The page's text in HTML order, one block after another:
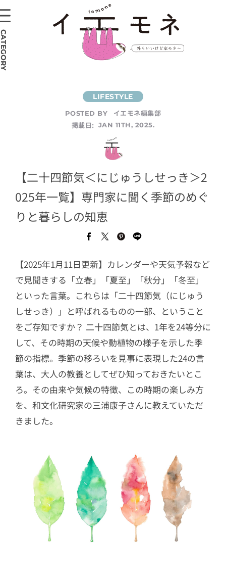
POSTED BY
イエモネ編集部
掲載日:
JAN 11TH, 2025.
【二十四節気＜にじゅうしせっき＞2
025年一覧】専門家に聞く季節のめぐ
りと暮らしの知恵
【2025年1月11日更新】カレンダーや天気予報など
で見聞きする「立春」「夏至」「秋分」「冬至」
といった言葉。これらは「二十四節気（にじゅう
しせっき）」と呼ばれるものの一部、ということ
をご存知ですか？ 二十四節気とは、1年を24等分に
して、その時期の天候や動植物の様子を示した季
節の指標。季節の移ろいを見事に表現した24の言
葉は、大人の教養としてぜひ知っておきたいとこ
ろ。その由来や気候の特徴、この時期の楽しみ方
を、和文化研究家の三浦康子さんに教えていただ
きました。